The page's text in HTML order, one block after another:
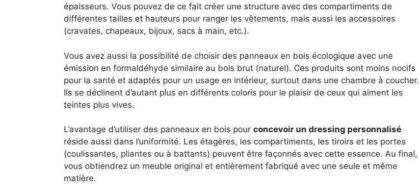
épaisseurs. Vous pouvez de ce fait créer une structure avec des compartiments de
différentes tailles et hauteurs pour ranger les vêtements, mais aussi les accessoires
(cravates, chapeaux, bijoux, sacs à main, etc.).
Vous avez aussi la possibilité de choisir des panneaux en bois écologique avec une
émission en formaldéhyde similaire au bois brut (naturel). Ces produits sont moins nocifs
pour la santé et adaptés pour un usage en intérieur, surtout dans une chambre à coucher.
Ils se déclinent d’autant plus en différents coloris pour le plaisir de ceux qui aiment les
teintes plus vives.
L’avantage d’utiliser des panneaux en bois pour concevoir un dressing personnalisé
réside aussi dans l’uniformité. Les étagères, les compartiments, les tiroirs et les portes
(coulissantes, pliantes ou à battants) peuvent être façonnés avec cette essence. Au final,
vous obtiendrez un meuble original et entièrement fabriqué avec une seule et même
matière.